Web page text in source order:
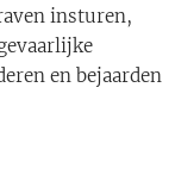
insturen,
en bejaarden